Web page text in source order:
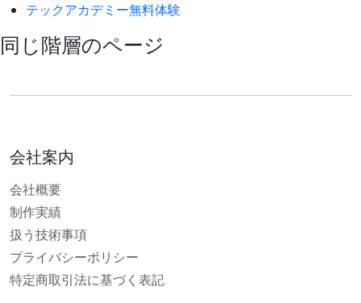
テックアカデミー無料体験
同じ階層のページ
会社案内
会社概要
制作実績
扱う技術事項
プライバシーポリシー
特定商取引法に基づく表記